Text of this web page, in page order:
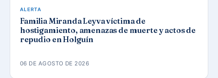
ALERTA
Familia Miranda Leyva víctima de
hostigamiento, amenazas de muerte y actos de
repudio en Holguín
06 DE AGOSTO DE 2026